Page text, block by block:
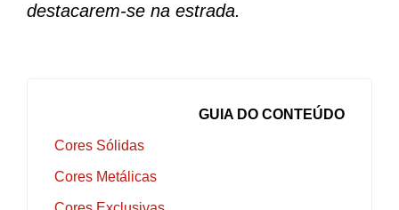
destacarem-se na estrada.
GUIA DO CONTEÚDO
Cores Sólidas
Cores Metálicas